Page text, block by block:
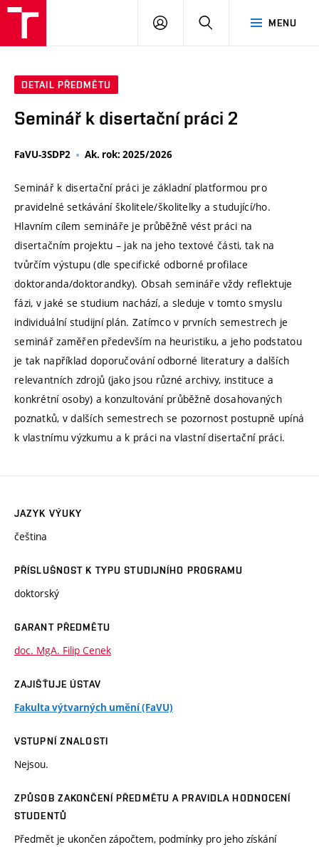
MENU
PŘIHLÁSIT
DETAIL PŘEDMĚTU
Seminář k disertační práci 2
FaVU-3SDP2 Ak. rok: 2025/2026
Seminář k disertační práci je základní platformou pro
pravidelné setkávání školitele/školitelky a studující/ho.
Hlavním cílem semináře je průběžně vést práci na
disertačním projektu – jak na jeho textové části, tak na
tvůrčím výstupu (dle specifické odborné profilace
doktoranda/doktorandky). Obsah semináře vždy reflektuje
fázi, v jaké se studium nachází, a sleduje v tomto smyslu
individuální studijní plán. Zatímco v prvních semestrech je
seminář zaměřen především na heuristiku, a jeho podstatou
je tak například doporučování odborné literatury a dalších
relevantních zdrojů (jako jsou různé archivy, instituce a
konkrétní osoby) a konzultování průběžně dosahovaných
poznatků, v dalších semestrech se pozornost postupně upíná
k vlastnímu výzkumu a k práci na vlastní disertační práci.
JAZYK VÝUKY
čeština
PŘÍSLUŠNOST K TYPU STUDIJNÍHO PROGRAMU
doktorský
GARANT PŘEDMĚTU
doc. MgA. Filip Cenek
ZAJIŠŤUJE ÚSTAV
Fakulta výtvarných umění (FaVU)
VSTUPNÍ ZNALOSTI
Nejsou.
ZPŮSOB ZAKONČENÍ PŘEDMĚTU A PRAVIDLA HODNOCENÍ
STUDENTŮ
Předmět je ukončen zápočtem, podmínky pro jeho získání